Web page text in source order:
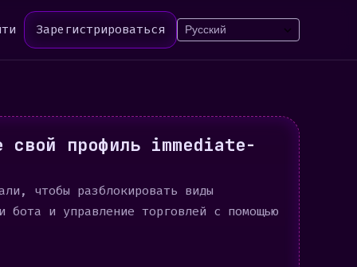
Зарегистрироваться
свой профиль immediate-
чтобы разблокировать виды
бота и управление торговлей с помощью